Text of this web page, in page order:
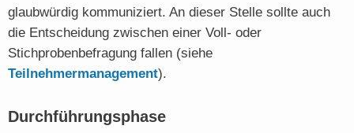
glaubwürdig kommuniziert. An dieser Stelle sollte auch
die Entscheidung zwischen einer Voll- oder
Stichprobenbefragung fallen (siehe
Teilnehmermanagement).
Durchführungsphase